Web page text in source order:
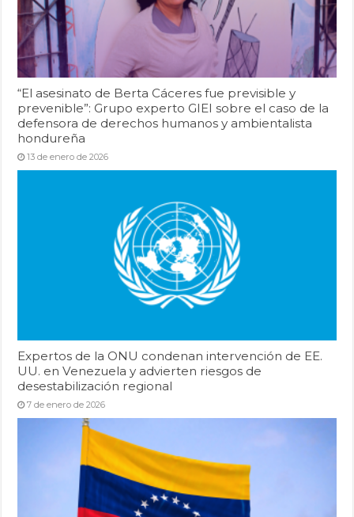
“El asesinato de Berta Cáceres fue previsible y
prevenible”: Grupo experto GIEI sobre el caso de la
defensora de derechos humanos y ambientalista
hondureña
13 de enero de 2026
Expertos de la ONU condenan intervención de EE.
UU. en Venezuela y advierten riesgos de
desestabilización regional
7 de enero de 2026